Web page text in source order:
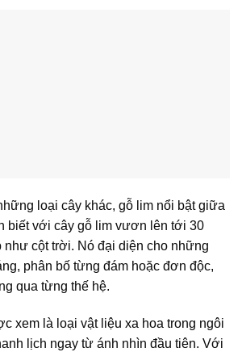
loại cây khác, gỗ lim nổi bật giữa
biết với cây gỗ lim vươn lên tới 30
như cột trời. Nó đại diện cho những
phân bố từng đám hoặc đơn độc,
qua từng thế hệ.
xem là loại vật liệu xa hoa trong ngôi
lịch ngay từ ánh nhìn đầu tiên. Với